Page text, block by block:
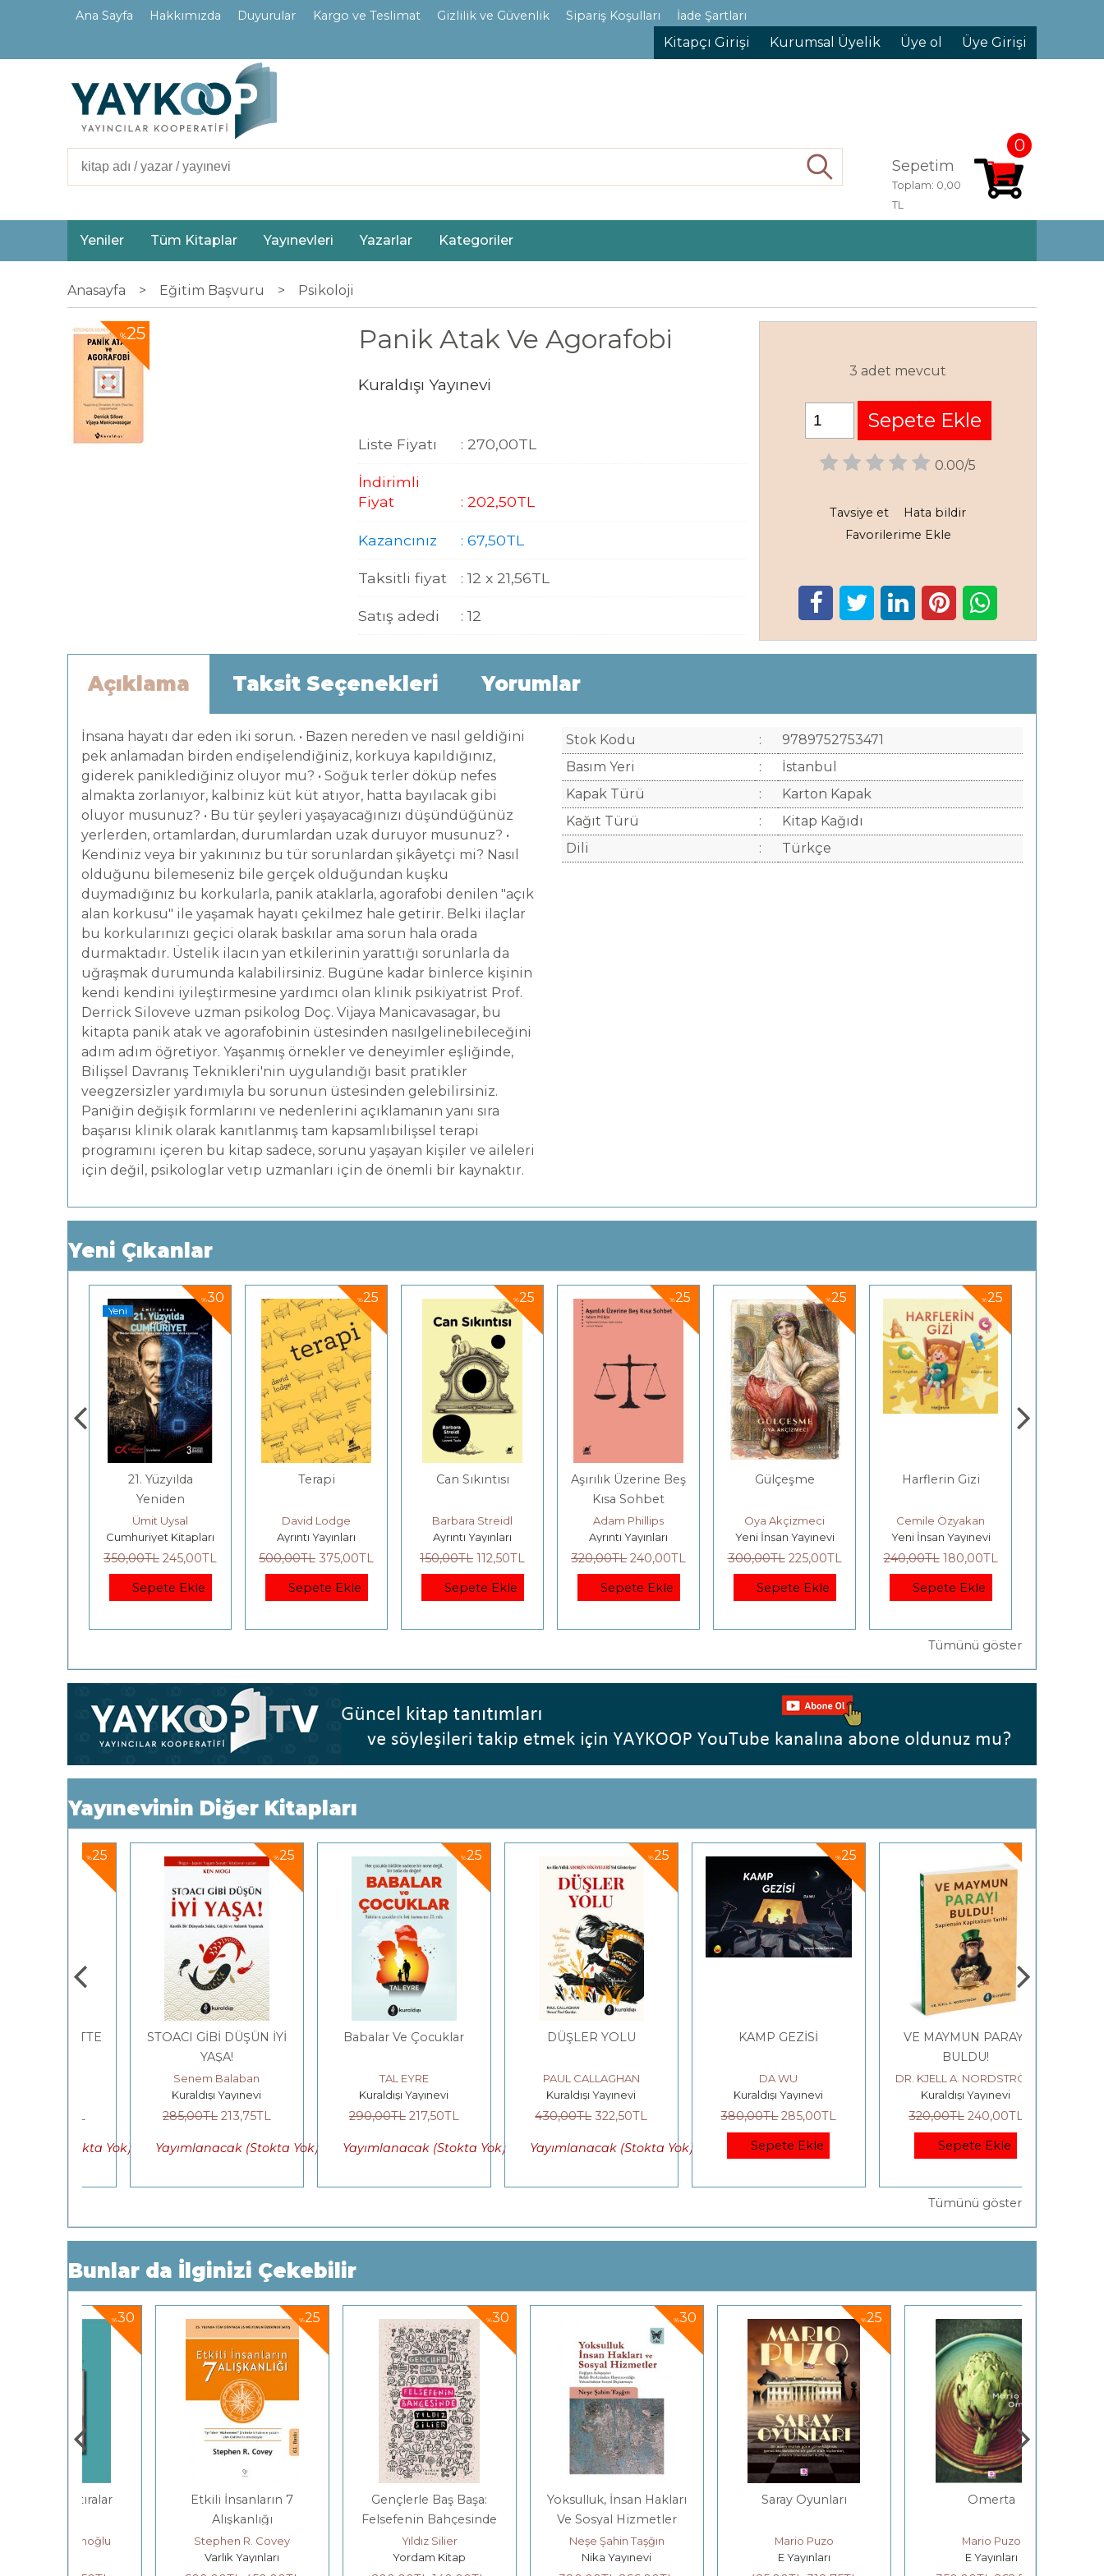
Ana Sayfa Hakkımızda Duyurular Kargo ve Teslimat Gizlilik ve Güvenlik Sipariş Koşulları İade Şartları
Kitapçı Girişi Kurumsal Üyelik Üye ol Üye Girişi
Sepetim
0
Toplam: 0,00
TL
Yeniler Tüm Kitaplar Yayınevleri Yazarlar Kategoriler
Anasayfa > Eğitim Başvuru > Psikoloji
%25 Panik Atak Ve Agorafobi
Kuraldışı Yayınevi
Liste Fiyatı : 270,00TL
İndirimli
Fiyat
: 202,50TL
Kazancınız : 67,50TL
Taksitli fiyat : 12 x 21,56TL
Satış adedi : 12
3 adet mevcut
Sepete Ekle
0.00/5
Tavsiye et
Hata bildir
Favorilerime Ekle
Açıklama Taksit Seçenekleri Yorumlar
İnsana hayatı dar eden iki sorun. • Bazen nereden ve nasıl geldiğini
pek anlamadan birden endişelendiğiniz, korkuya kapıldığınız,
giderek paniklediğiniz oluyor mu? • Soğuk terler döküp nefes
almakta zorlanıyor, kalbiniz küt küt atıyor, hatta bayılacak gibi
oluyor musunuz? • Bu tür şeyleri yaşayacağınızı düşündüğünüz
yerlerden, ortamlardan, durumlardan uzak duruyor musunuz? •
Kendiniz veya bir yakınınız bu tür sorunlardan şikâyetçi mi? Nasıl
olduğunu bilemeseniz bile gerçek olduğundan kuşku
duymadığınız bu korkularla, panik ataklarla, agorafobi denilen "açık
alan korkusu" ile yaşamak hayatı çekilmez hale getirir. Belki ilaçlar
bu korkularınızı geçici olarak baskılar ama sorun hala orada
durmaktadır. Üstelik ilacın yan etkilerinin yarattığı sorunlarla da
uğraşmak durumunda kalabilirsiniz. Bugüne kadar binlerce kişinin
kendi kendini iyileştirmesine yardımcı olan klinik psikiyatrist Prof.
Derrick Siloveve uzman psikolog Doç. Vijaya Manicavasagar, bu
kitapta panik atak ve agorafobinin üstesinden nasılgelinebileceğini
adım adım öğretiyor. Yaşanmış örnekler ve deneyimler eşliğinde,
Bilişsel Davranış Teknikleri'nin uygulandığı basit pratikler
veegzersizler yardımıyla bu sorunun üstesinden gelebilirsiniz.
Paniğin değişik formlarını ve nedenlerini açıklamanın yanı sıra
başarısı klinik olarak kanıtlanmış tam kapsamlıbilişsel terapi
programını içeren bu kitap sadece, sorunu yaşayan kişiler ve aileleri
için değil, psikologlar vetıp uzmanları için de önemli bir kaynaktır.
Stok Kodu :
9789752753471
Basım Yeri
:
İstanbul
Kapak Türü
:
Karton Kapak
Kağıt Türü
:
Kitap Kağıdı
Dili
: Türkçe
Yeni Çıkanlar
%30
Yeni
21. Yüzyılda
Yeniden
Cumhuriyet
Ümit Uysal
Cumhuriyet Kitapları
350,00TL 245,00TL
Sepete Ekle
%25
Terapi
David Lodge
Ayrıntı Yayınları
500,00TL 375,00TL
Sepete Ekle
%25
Can Sıkıntısı
Barbara Streidl
Ayrıntı Yayınları
150,00TL 112,50TL
Sepete Ekle
%25
Aşırılık Üzerine Beş
Kısa Sohbet
Adam Phillips
Ayrıntı Yayınları
320,00TL 240,00TL
Sepete Ekle
%25
Gülçeşme
Oya Akçizmeci
Yeni İnsan Yayınevi
300,00TL 225,00TL
Sepete Ekle
%25
Harflerin Gizi
Cemile Özyakan
Yeni İnsan Yayınevi
240,00TL 180,00TL
Sepete Ekle
Tümünü göster
Yayınevinin Diğer Kitapları
(Stokta Yok)
%25
STOACI GİBİ DÜŞÜN İYİ
Senem Balaban
Kuraldışı Yayınevi
TL 213,75TL
Yayımlanacak (Stokta Yok)
%25
Babalar Ve Çocuklar
TAL EYRE
Kuraldışı Yayınevi
,00TL 217,50TL
Yayımlanacak (Stokta Yok)
DÜŞLER YOLU
PAUL CALLAGHAN
Kuraldışı Yayınevi
,00TL 322,50TL
Yayımlanacak (Stokta Yok)
%25
KAMP GEZİSİ
Kuraldışı Yayınevi
,00TL 285,00TL
Sepete Ekle
VE MAYMUN PARAYI
BULDU!
DR. KJELL A. NORDSTRÖM
Kuraldışı Yayınevi
TL 240,00 TL
Sepete Ekle
Tümünü göster
Bunlar da İlginizi Çekebilir
%25
Etkili İnsanların 7
Stephen R. Covey
Varlık Yayınları
%30
Gençlerle Baş Başa:
Felsefenin Bahçesinde
Yordam Kitap
Yoksulluk, İnsan Hakları
Ve Sosyal Hizmetler
Neşe Şahin Taşğın
Nika Yayınevi
%25
Saray Oyunları
%25